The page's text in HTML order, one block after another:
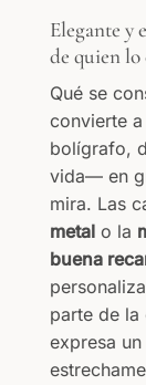
Elegante y
de quien
Qué se
convierte a
bolígrafo,
vida— en
mira. Las
metal o la
buena
parte de la
expresa